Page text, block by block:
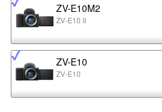
ZV-E10M2
ZV-E10 II
ZV-E10
ZV-E10